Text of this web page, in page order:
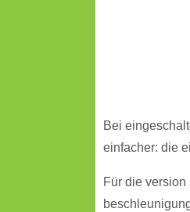
Bei
einfacher: die
Für die